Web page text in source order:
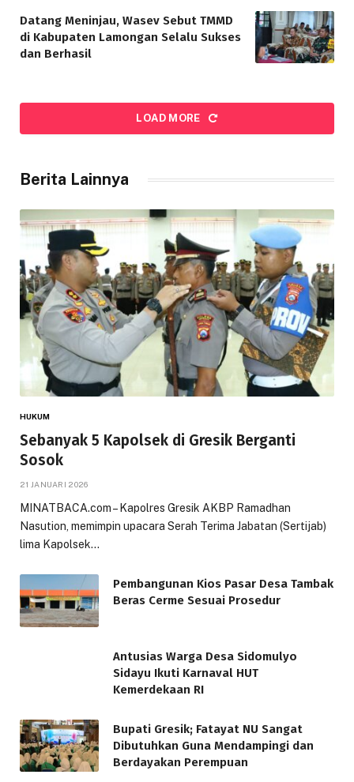
Datang Meninjau, Wasev Sebut TMMD
di Kabupaten Lamongan Selalu Sukses
dan Berhasil
LOAD MORE
Berita Lainnya
HUKUM
Sebanyak 5 Kapolsek di Gresik Berganti
Sosok
21 JANUARI 2026
MINATBACA.com – Kapolres Gresik AKBP Ramadhan
Nasution, memimpin upacara Serah Terima Jabatan (Sertijab)
lima Kapolsek…
Pembangunan Kios Pasar Desa Tambak
Beras Cerme Sesuai Prosedur
Antusias Warga Desa Sidomulyo
Sidayu Ikuti Karnaval HUT
Kemerdekaan RI
Bupati Gresik; Fatayat NU Sangat
Dibutuhkan Guna Mendampingi dan
Berdayakan Perempuan